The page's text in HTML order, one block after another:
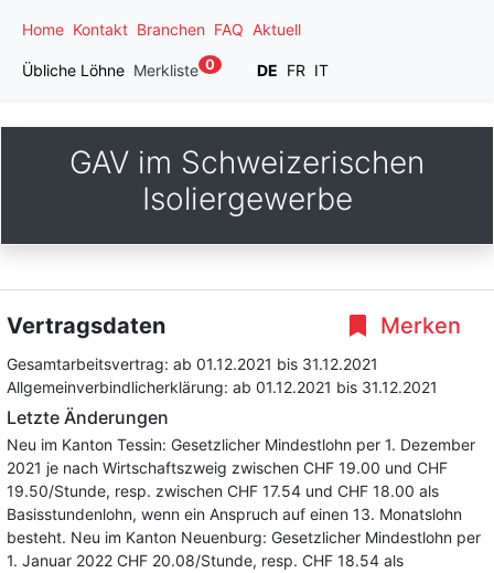
Home Kontakt Branchen FAQ Aktuell
Übliche Löhne Merkliste 0 DE FR IT
GAV im Schweizerischen
Isoliergewerbe
Merken
Vertragsdaten
Gesamtarbeitsvertrag: ab 01.12.2021 bis 31.12.2021
Allgemeinverbindlicherklärung: ab 01.12.2021 bis 31.12.2021
Letzte Änderungen
Neu im Kanton Tessin: Gesetzlicher Mindestlohn per 1. Dezember
2021 je nach Wirtschaftszweig zwischen CHF 19.00 und CHF
19.50/Stunde, resp. zwischen CHF 17.54 und CHF 18.00 als
Basisstundenlohn, wenn ein Anspruch auf einen 13. Monatslohn
besteht. Neu im Kanton Neuenburg: Gesetzlicher Mindestlohn per
1. Januar 2022 CHF 20.08/Stunde, resp. CHF 18.54 als